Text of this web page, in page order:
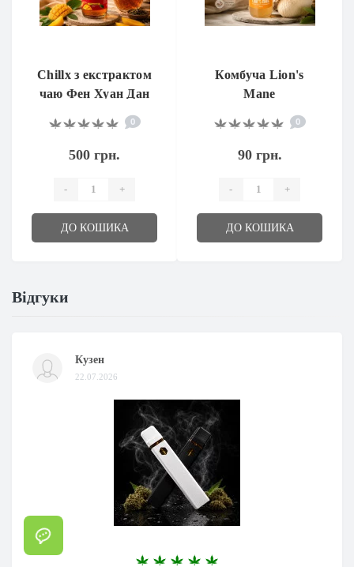
Chillx з екстрактом
чаю Фен Хуан Дан
Цун та CBG
0
500 грн.
- +
ДО КОШИКА
Комбуча Lion's
Mane
0
90 грн.
- +
ДО КОШИКА
Відгуки
Кузен
22.07.2026